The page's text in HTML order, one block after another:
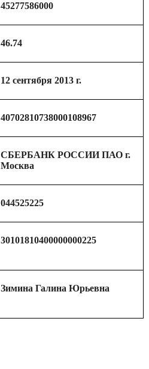
45277586000
46.74
12 сентября 2013 г.
40702810738000108967
СБЕРБАНК РОССИИ ПАО г.
Москва
044525225
30101810400000000225
Зимина Галина Юрьевна